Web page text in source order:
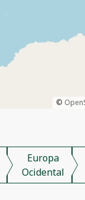
©
Europa
Ocidental